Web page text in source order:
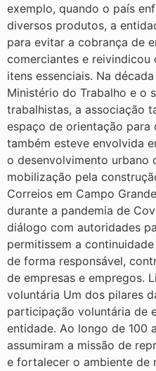
exemplo, quando o país
diversos produtos, a
para evitar a cobrança de
comerciantes e
itens essenciais. Na
Ministério do Trabalho e o
trabalhistas, a associação
espaço de orientação para
também esteve envolvida
o desenvolvimento urbano
mobilização pela
Correios em Campo
durante a pandemia de
diálogo com autoridades
permitissem a
de forma responsável,
de empresas e empregos.
voluntária Um dos pilares
participação voluntária de
entidade. Ao longo de 100
assumiram a missão de
e fortalecer o ambiente de